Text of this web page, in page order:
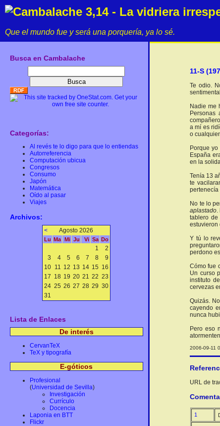
Cambalache 3,14 - La vidriera
Que el mundo fue y será una porquería, ya lo sé.
11-S
Te odio.
Nadie me
Personas
a mí es
o
Porque
España
en la
Tenía 13
te
pertenecía
No te lo
aplastado.
tablero de
estuvieron
Y tú lo
perdono
Cómo fue
Un curso
instituto
cervezas
Quizás.
cayendo
nunca
Pero eso
2006-09-11
URL de
1
Busca en Cambalache
Categorías:
Al revés te lo digo para que lo entiendas
Autorreferencia
Computación ubicua
Congresos
Consumo
Japón
Matemática
Oído al pasar
Viajes
Archivos:
< Agosto 2026
Lu Ma Mi Ju Vi Sa Do
1
2
3
4 5 6 7 8
9
10 11 12 13 14 15 16
17 18 19 20 21 22 23
24 25 26 27 28 29 30
31
Lista de Enlaces
De interés
CervanTeX
TeX y tipografía
E-góticos
Profesional
(Universidad de Sevilla)
Investigación
Currículo
Docencia
Laponia en BTT
Flickr